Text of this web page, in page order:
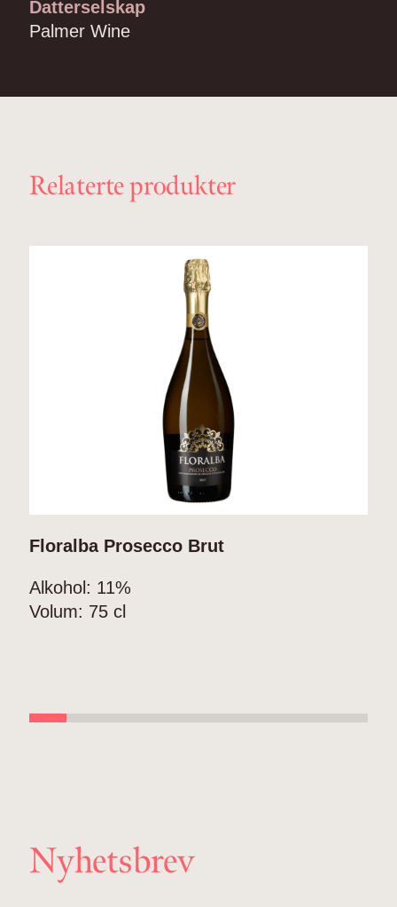
Datterselskap
Palmer Wine
Relaterte produkter
Floralba Prosecco Brut
Alkohol: 11%
Volum: 75 cl
Nyhetsbrev